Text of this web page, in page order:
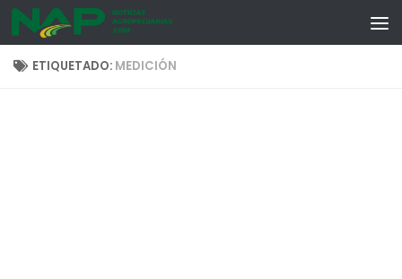
Skip to content
ETIQUETADO: MEDICIÓN